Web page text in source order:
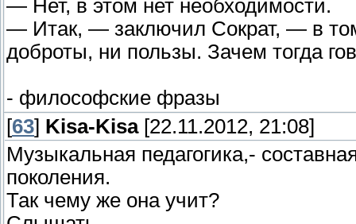
— Нет, в этом нет необходимости.
— Итак, — заключил Сократ, — в
доброты, ни пользы. Зачем тогда
- философские фразы
[63] Kisa-Kisa[22.11.2012, 21:08]
Музыкальная педагогика,-
поколения.
Так чему же она учит?